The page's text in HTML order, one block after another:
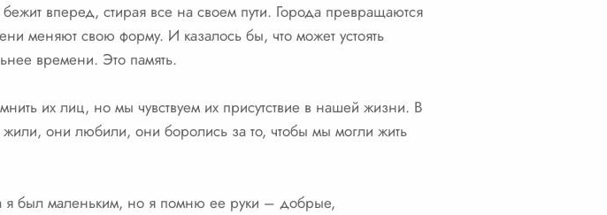
вперед, стирая все на своем пути. Города превращаются
меняют свою форму. И казалось бы, что может устоять
времени. Это память.
их лиц, но мы чувствуем их присутствие в нашей жизни. В
они любили, они боролись за то, чтобы мы могли жить
я был маленьким, но я помню ее руки – добрые,